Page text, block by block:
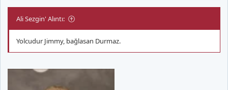
Ali Sezgin' Alıntı:
Yolcudur Jimmy, bağlasan Durmaz.